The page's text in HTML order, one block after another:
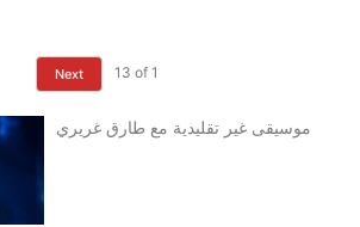
1
of
13
Next
موسيقى غير تقليدية مع طارق غريري